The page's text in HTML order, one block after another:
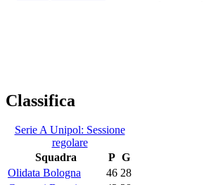
Classifica
Serie A Unipol: Sessione
regolare
Squadra
P G
Olidata Bologna
46 28